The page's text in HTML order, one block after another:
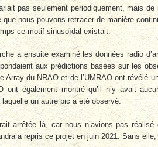
pas seulement périodiquement, mais
que nous pouvons retracer de manière
ce motif sinusoïdal existait.
a ensuite examiné les données radio
aux prédictions basées sur les
Array du NRAO et de l’UMRAO ont révélé
ont également montré qu’il n’y avait
laquelle un autre pic a été observé.
arrêtée là, car nous n’avions pas
a repris ce projet en juin 2021. Sans